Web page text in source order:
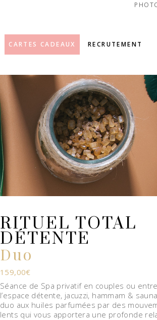
CARTES CADEAUX RECRUTEMENT
RITUEL TOTAL
DÉTENTE
Duo
159,00€
Séance de Spa privatif en couples ou
l’espace détente, jacuzzi, hammam &
duo aux huiles parfumées par des
lents qui vous apportera une profonde